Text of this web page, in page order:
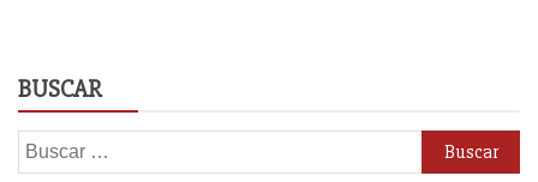
BUSCAR
Buscar: